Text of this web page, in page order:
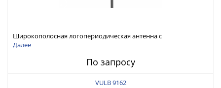
Широкополосная логопериодическая антенна с
биконическим вибратором 30 - 7000 МГц
Далее
По запросу
VULB 9162